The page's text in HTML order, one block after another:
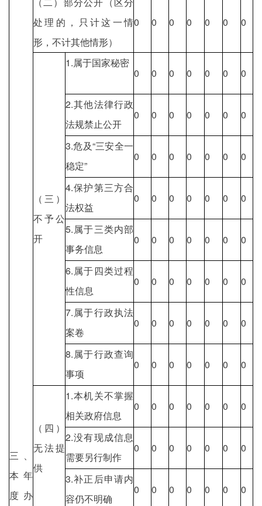
三、
本年
度办
处理的，只计这一情
形，不计其他情形）
0 0 0 0 0 0 0
（三）
不予公
开
1.属于国家秘密
0 0 0 0 0 0 0
2.其他法律行政
法规禁止公开
0 0 0 0 0 0 0
3.危及“三安全一
稳定”
0 0 0 0 0 0 0
4.保护第三方合
法权益
0 0 0 0 0 0 0
5.属于三类内部
事务信息
0 0 0 0 0 0 0
6.属于四类过程
性信息
0 0 0 0 0 0 0
7.属于行政执法
案卷
0 0 0 0 0 0 0
8.属于行政查询
事项
0 0 0 0 0 0 0
（四）
无法提
供
1.本机关不掌握
相关政府信息
0 0 0 0 0 0 0
2.没有现成信息
需要另行制作
0 0 0 0 0 0 0
3.补正后申请内
容仍不明确
0 0 0 0 0 0 0